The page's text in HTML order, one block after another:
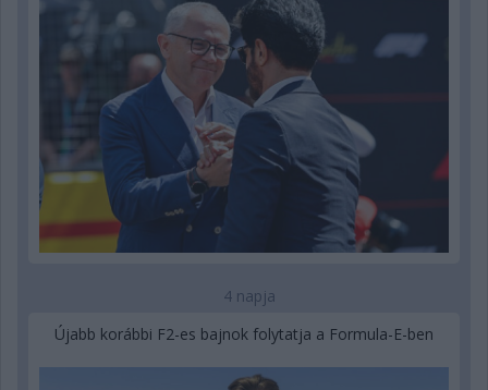
4 napja
Újabb korábbi F2-es bajnok folytatja a Formula-E-ben